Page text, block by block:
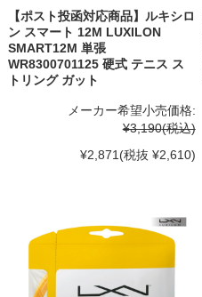
【ポスト投函対応商品】ルキシロ
ン スマート 12M LUXILON
SMART12M 単張
WR8300701125 硬式 テニス ス
トリング ガット
メーカー希望小売価格:
¥3,190(税込)
¥2,871(税抜 ¥2,610)